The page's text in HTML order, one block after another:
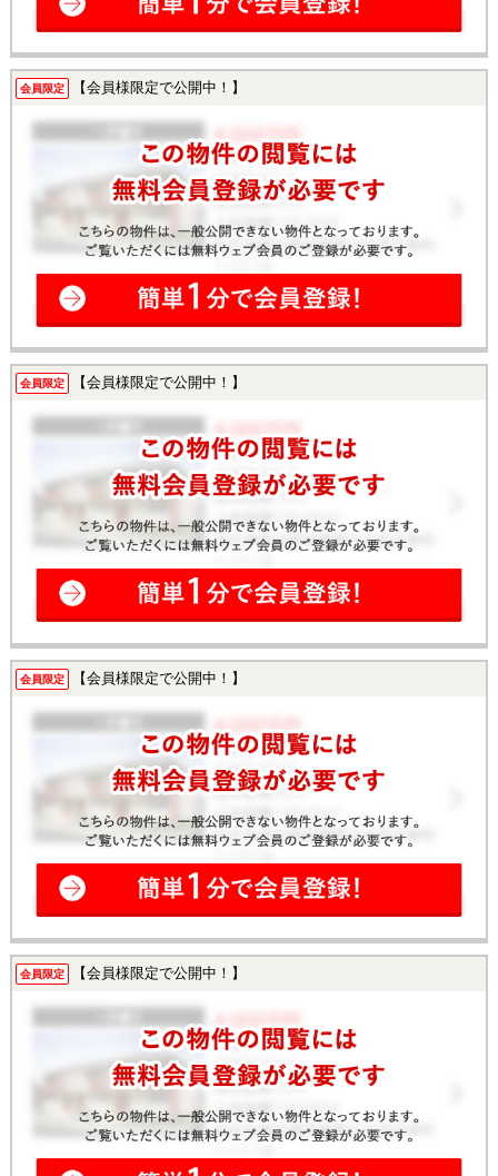
会員限定 【会員様限定で公開中！】
会員限定 【会員様限定で公開中！】
会員限定 【会員様限定で公開中！】
会員限定 【会員様限定で公開中！】